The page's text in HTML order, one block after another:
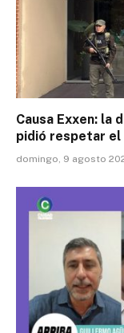
Causa Exxen: la
pidió respetar el
domingo, 9 agosto